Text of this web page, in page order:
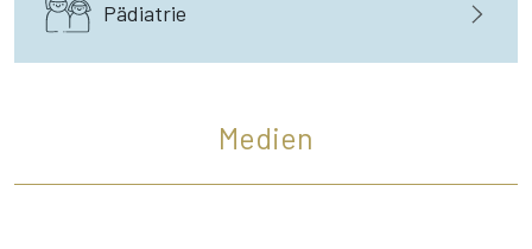
Pädiatrie
Medien